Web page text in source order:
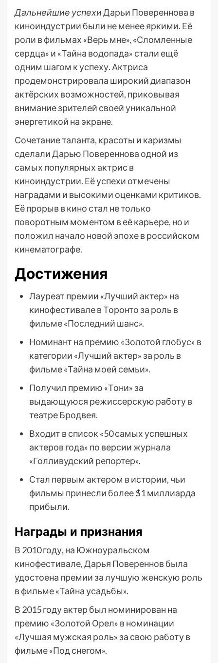
Дальнейшие успехиДарьи Повереннова в
киноиндустрии были не менее яркими. Её
роли в фильмах «Верь мне», «Сломленные
сердца» и «Тайна водопада» стали ещё
одним шагом к успеху. Актриса
продемонстрировала широкий диапазон
актёрских возможностей, приковывая
внимание зрителей своей уникальной
энергетикой на экране.
Сочетание таланта, красоты и каризмы
сделали Дарью Повереннова одной из
самых популярных актрис в
киноиндустрии. Её успехи отмечены
наградами и высокими оценками критиков.
Её прорыв в кино стал не только
поворотным моментом в её карьере, но и
положил начало новой эпохе в российском
кинематографе.
Достижения
Лауреат премии «Лучший актер» на
кинофестивале в Торонто за роль в
фильме «Последний шанс».
Номинант на премию «Золотой глобус» в
категории «Лучший актер» за роль в
фильме «Тайна моей семьи».
Получил премию «Тони» за
выдающуюся режиссерскую работу в
театре Бродвея.
Входит в список «50 самых успешных
актеров года» по версии журнала
«Голливудский репортер».
Стал первым актером в истории, чьи
фильмы принесли более $1 миллиарда
прибыли.
Награды и признания
В 2010 году, на Южноуральском
кинофестивале, Дарья Повереннов была
удостоена премии за лучшую женскую роль
в фильме «Тайна усадьбы».
В 2015 году актер был номинирован на
премию «Золотой Орел» в номинации
«Лучшая мужская роль» за свою работу в
фильме «Под снегом».